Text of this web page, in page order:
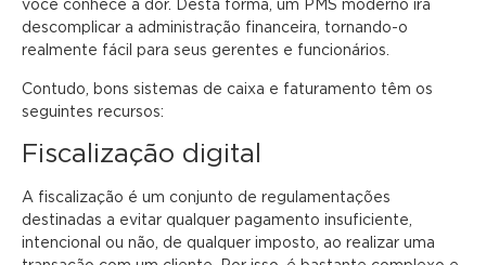
você conhece a dor. Desta forma, um PMS moderno irá
descomplicar a administração financeira, tornando-o
realmente fácil para seus gerentes e funcionários.
Contudo, bons sistemas de caixa e faturamento têm os
seguintes recursos:
Fiscalização digital
A fiscalização é um conjunto de regulamentações
destinadas a evitar qualquer pagamento insuficiente,
intencional ou não, de qualquer imposto, ao realizar uma